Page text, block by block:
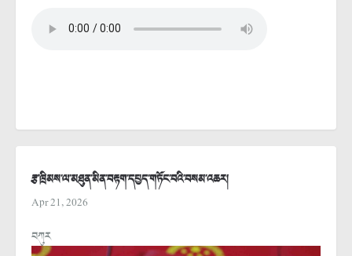
རྩ་ཁྲིམས་ལ་མཐུན་མིན་བརྟག་དཔྱད་གཏོང་བའི་བསམ་འཆར།
Apr 21, 2026
བཀུར